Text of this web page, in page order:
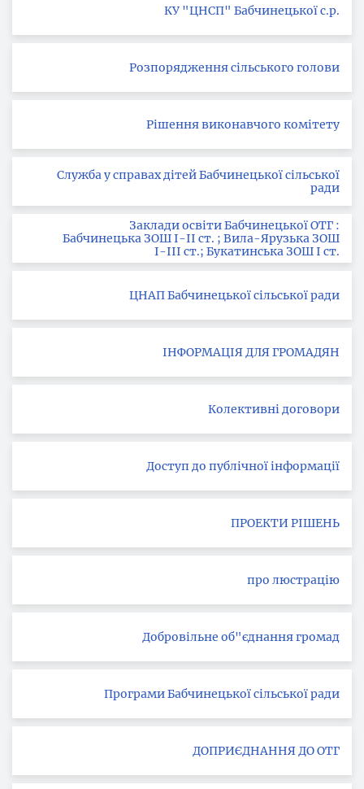
КУ "ЦНСП" Бабчинецької с.р.
Розпорядження сільського голови
Рішення виконавчого комітету
Служба у справах дітей Бабчинецької сільської
ради
Заклади освіти Бабчинецької ОТГ :
Бабчинецька ЗОШ І-ІІ ст. ; Вила-Ярузька ЗОШ
І-ІІІ ст.; Букатинська ЗОШ І ст.
ЦНАП Бабчинецької сільської ради
ІНФОРМАЦІЯ ДЛЯ ГРОМАДЯН
Колективні договори
Доступ до публічної інформації
ПРОЕКТИ РІШЕНЬ
про люстрацію
Добровільне об"єднання громад
Програми Бабчинецької сільської ради
ДОПРИЄДНАННЯ ДО ОТГ